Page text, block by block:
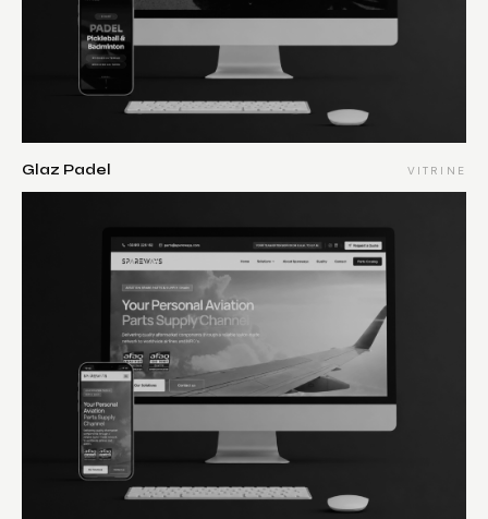
Glaz Padel VITRINE